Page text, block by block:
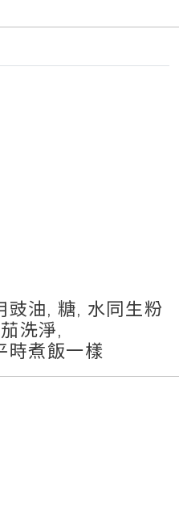
豉油, 糖, 水同生粉
洗淨,
時煮飯一樣